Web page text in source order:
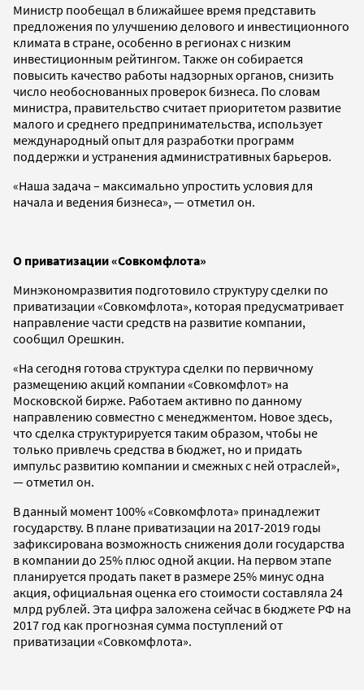
Министр пообещал в ближайшее время представить
предложения по улучшению делового и инвестиционного
климата в стране, особенно в регионах с низким
инвестиционным рейтингом. Также он собирается
повысить качество работы надзорных органов, снизить
число необоснованных проверок бизнеса. По словам
министра, правительство считает приоритетом развитие
малого и среднего предпринимательства, использует
международный опыт для разработки программ
поддержки и устранения административных барьеров.
«Наша задача – максимально упростить условия для
начала и ведения бизнеса», — отметил он.
О приватизации «Совкомфлота»
Минэкономразвития подготовило структуру сделки по
приватизации «Совкомфлота», которая предусматривает
направление части средств на развитие компании,
сообщил Орешкин.
«На сегодня готова структура сделки по первичному
размещению акций компании «Совкомфлот» на
Московской бирже. Работаем активно по данному
направлению совместно с менеджментом. Новое здесь,
что сделка структурируется таким образом, чтобы не
только привлечь средства в бюджет, но и придать
импульс развитию компании и смежных с ней отраслей»,
— отметил он.
В данный момент 100% «Совкомфлота» принадлежит
государству. В плане приватизации на 2017-2019 годы
зафиксирована возможность снижения доли государства
в компании до 25% плюс одной акции. На первом этапе
планируется продать пакет в размере 25% минус одна
акция, официальная оценка его стоимости составляла 24
млрд рублей. Эта цифра заложена сейчас в бюджете РФ на
2017 год как прогнозная сумма поступлений от
приватизации «Совкомфлота».